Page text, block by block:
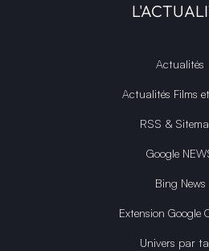
Actualités
Actualités Films
RSS &
Google
Bing News
Extension Google
Univers par